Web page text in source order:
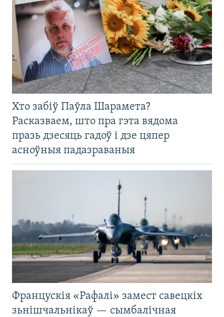
Хто забіў Паўла Шарамета?
Расказваем, што пра гэта вядома
празь дзесяць гадоў і дзе цяпер
асноўныя падазраваныя
Францускія «Рафалі» замест савецкіх
зьнішчальнікаў — сымбалічная